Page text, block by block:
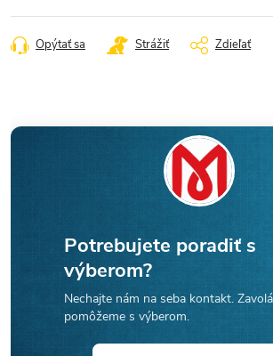
Opýtať sa Strážiť Zdieľať
Potrebujete poradiť s
výberom?
Nechajte nám na seba kontakt.
pomôžeme s výberom.